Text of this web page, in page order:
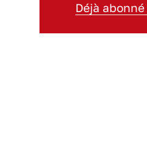
Déjà